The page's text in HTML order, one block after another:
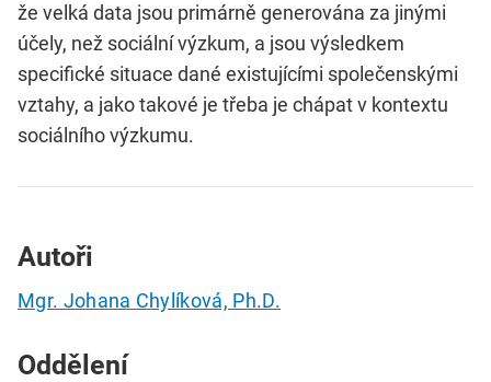
že velká data jsou primárně generována za jinými
účely, než sociální výzkum, a jsou výsledkem
specifické situace dané existujícími společenskými
vztahy, a jako takové je třeba je chápat v kontextu
sociálního výzkumu.
Autoři
Mgr. Johana Chylíková, Ph.D.
Oddělení